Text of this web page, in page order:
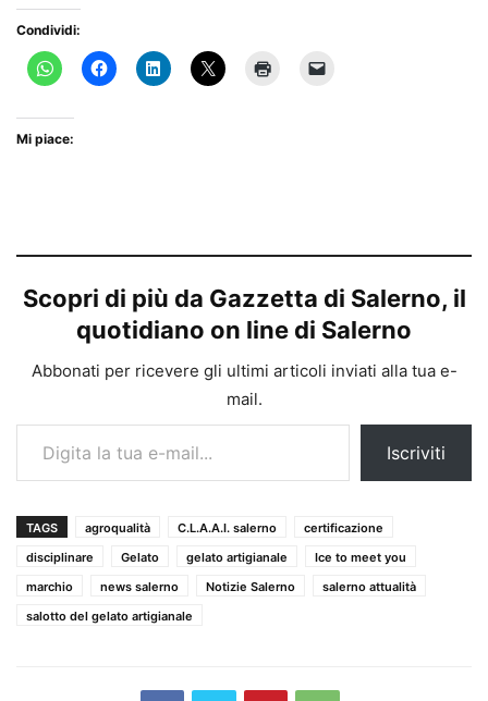
Condividi:
Mi piace:
Scopri di più da Gazzetta di Salerno, il
quotidiano on line di Salerno
Abbonati per ricevere gli ultimi articoli inviati alla tua e-
mail.
Digita la tua e-mail...
Iscriviti
TAGS agroqualità C.L.A.A.I. salerno
certificazione
disciplinare
Gelato gelato artigianale
Ice to meet you
marchio
news salerno Notizie Salerno
salerno attualità
salotto del gelato artigianale